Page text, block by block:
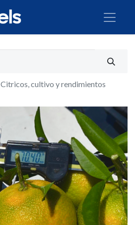
Citricos, cultivo y rendimientos